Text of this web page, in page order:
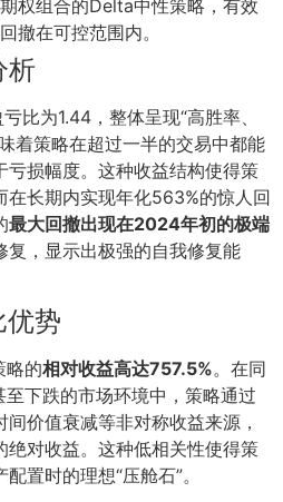
期权组合的Delta中性策略，有效
撤在可控范围内。
析
亏比为1.44，整体呈现“高胜率、
着策略在超过一半的交易中都能
亏损幅度。这种收益结构使得策
在长期内实现年化563%的惊人回
最大回撤出现在2024年初的极端
复，显示出极强的自我修复能
势
略的相对收益高达757.5%。在同
下跌的市场环境中，策略通过
价值衰减等非对称收益来源，
绝对收益。这种低相关性使得策
置时的理想“压舱石”。